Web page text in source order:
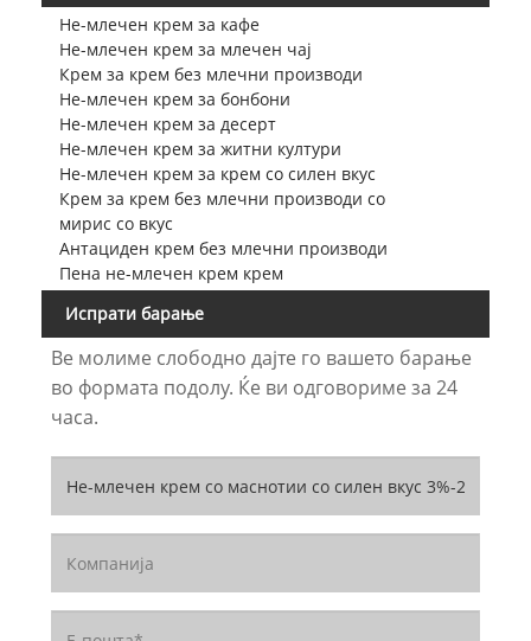
Не-млечен крем за кафе
Не-млечен крем за млечен чај
Крем за крем без млечни производи
Не-млечен крем за бонбони
Не-млечен крем за десерт
Не-млечен крем за житни култури
Не-млечен крем за крем со силен вкус
Крем за крем без млечни производи со
мирис со вкус
Антациден крем без млечни производи
Пена не-млечен крем крем
Испрати барање
Ве молиме слободно дајте го вашето барање
во формата подолу. Ќе ви одговориме за 24
часа.